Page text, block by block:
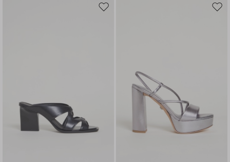
Auf
Auf